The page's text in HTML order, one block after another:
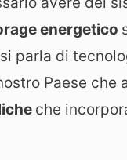
energetico
parla di
Paese
che